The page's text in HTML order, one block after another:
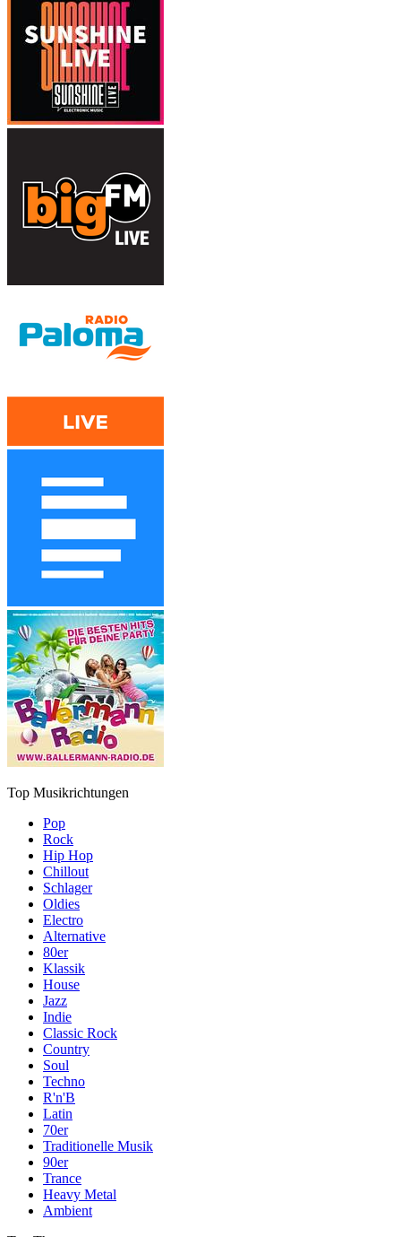
Top Musikrichtungen
Pop
Rock
Hip Hop
Chillout
Schlager
Oldies
Electro
Alternative
80er
Klassik
House
Jazz
Indie
Classic Rock
Country
Soul
Techno
R'n'B
Latin
70er
Traditionelle Musik
90er
Trance
Heavy Metal
Ambient